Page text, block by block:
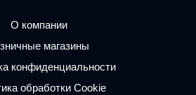
О компании
магазины
конфиденциальности
обработки Cookie